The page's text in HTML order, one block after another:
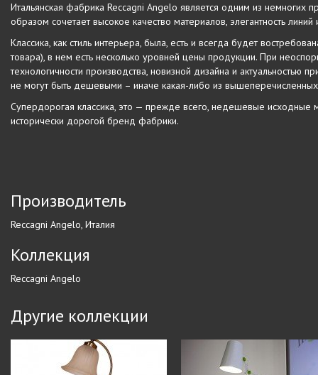
Итальянская фабрика Reccagni Angelo является одним из немногих
образом сочетает высокое качество материалов, элегантность
Классика, как стиль интерьера, была, есть и всегда будет
товара), в нем есть несколько уровней цены продукции. При
технологичности производства, новизной дизайна и
не могут быть дешевыми – иначе какая-либо из вышеперечисленных
Супердорогая классика, это — прежде всего, недешевые исходные
исторически дорогой бренд фабрики.
Производитель
Reccagni Angelo, Италия
Коллекция
Reccagni Angelo
Другие коллекции